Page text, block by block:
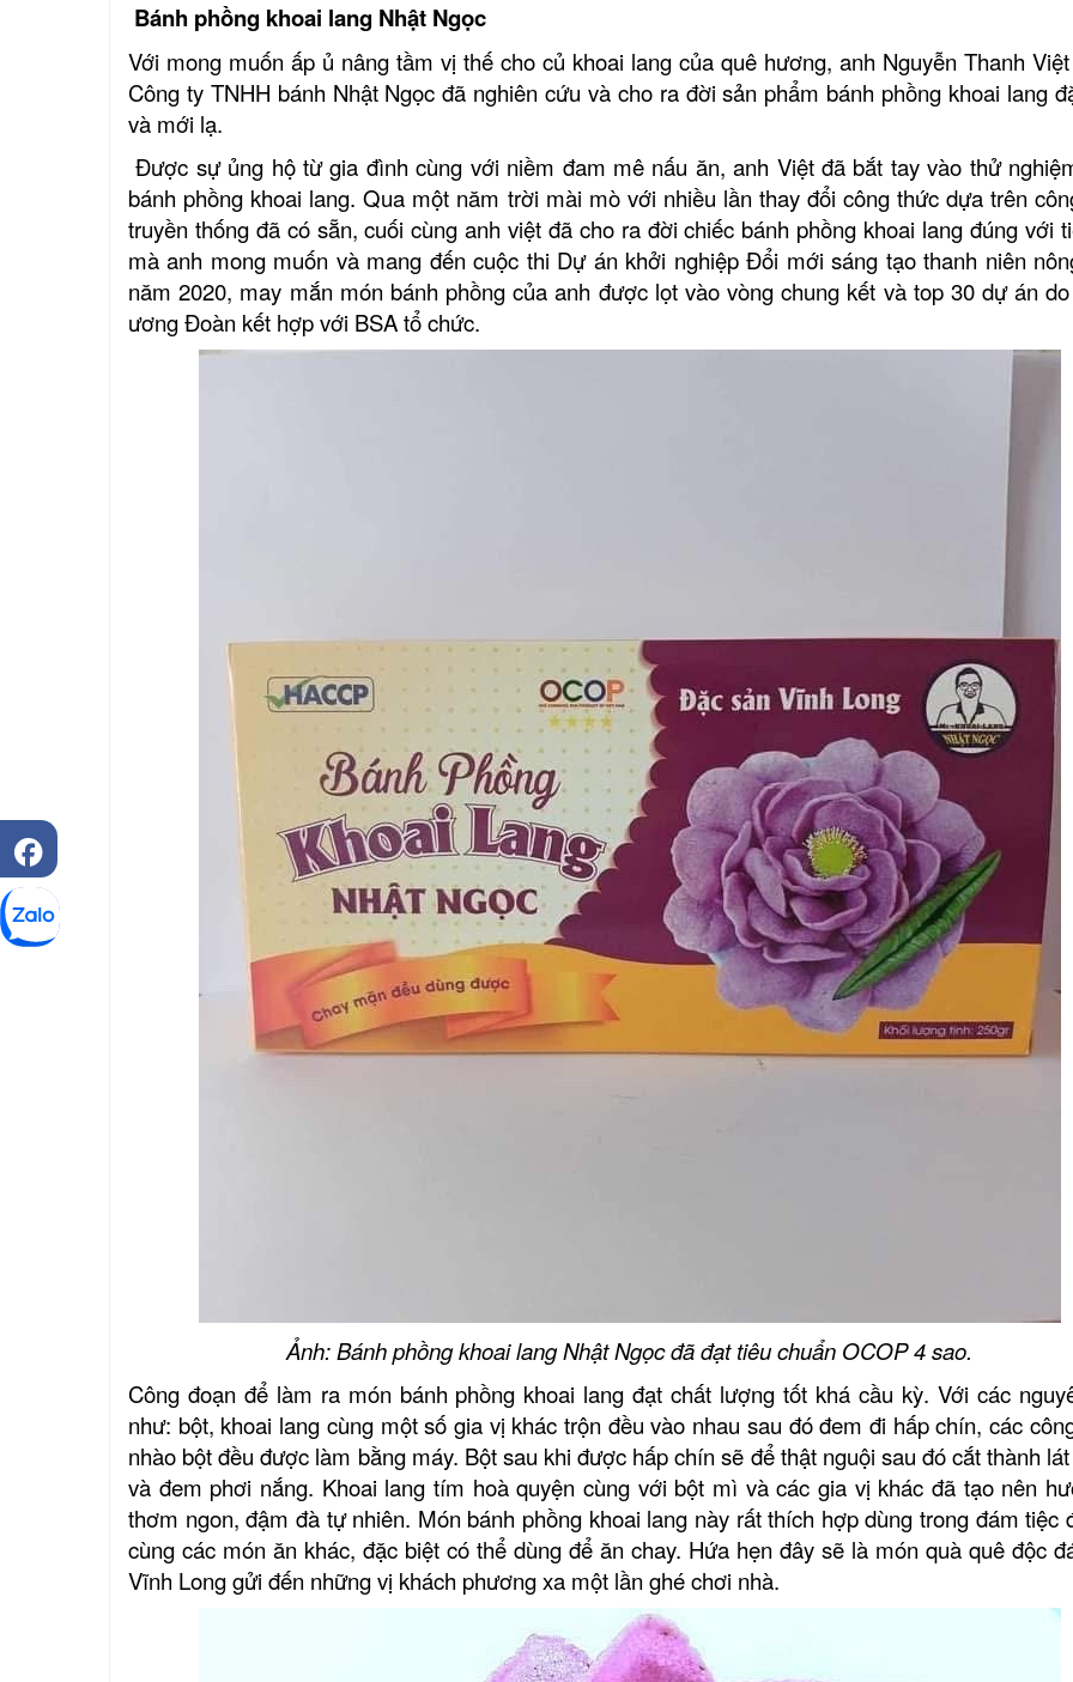
Bánh phồng khoai lang Nhật Ngọc
Với mong muốn ấp ủ nâng tầm vị thế cho củ khoai lang của quê hương, anh Nguyễn Thanh
Công ty TNHH bánh Nhật Ngọc đã nghiên cứu và cho ra đời sản phẩm bánh phồng khoai lang
và mới lạ.
Được sự ủng hộ từ gia đình cùng với niềm đam mê nấu ăn, anh Việt đã bắt tay vào thử
bánh phồng khoai lang. Qua một năm trời mài mò với nhiều lần thay đổi công thức dựa trên
truyền thống đã có sẵn, cuối cùng anh việt đã cho ra đời chiếc bánh phồng khoai lang đúng với
mà anh mong muốn và mang đến cuộc thi Dự án khởi nghiệp Đổi mới sáng tạo thanh niên
năm 2020, may mắn món bánh phồng của anh được lọt vào vòng chung kết và top 30 dự án
ương Đoàn kết hợp với BSA tổ chức.
Ảnh: Bánh phồng khoai lang Nhật Ngọc đã đạt tiêu chuẩn OCOP 4 sao.
Công đoạn để làm ra món bánh phồng khoai lang đạt chất lượng tốt khá cầu kỳ. Với các
như: bột, khoai lang cùng một số gia vị khác trộn đều vào nhau sau đó đem đi hấp chín, các
nhào bột đều được làm bằng máy. Bột sau khi được hấp chín sẽ để thật nguội sau đó cắt thành
và đem phơi nắng. Khoai lang tím hoà quyện cùng với bột mì và các gia vị khác đã tạo nên
thơm ngon, đậm đà tự nhiên. Món bánh phồng khoai lang này rất thích hợp dùng trong đám tiệc
cùng các món ăn khác, đặc biệt có thể dùng để ăn chay. Hứa hẹn đây sẽ là món quà quê độc
Vĩnh Long gửi đến những vị khách phương xa một lần ghé chơi nhà.